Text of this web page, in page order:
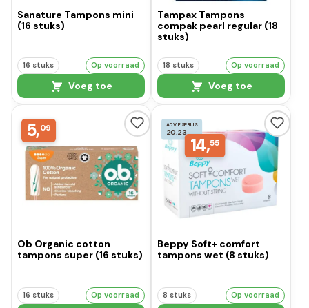
Sanature Tampons mini
(16 stuks)
16 stuks Op voorraad
Voeg toe
Tampax Tampons
compak pearl regular (18
stuks)
18 stuks Op voorraad
Voeg toe
5,09
Ob Organic cotton
tampons super (16 stuks)
16 stuks Op voorraad
ADVIESPRIJS
20,23
14,55
Beppy Soft+ comfort
tampons wet (8 stuks)
8 stuks Op voorraad